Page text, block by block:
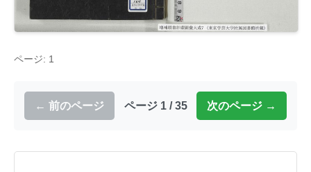
ページ: 1
← 前のページ ページ 1 / 35 次のページ →